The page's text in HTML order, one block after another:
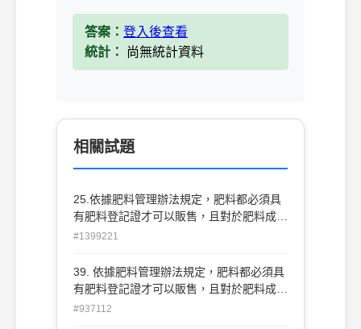
答案： 登入後查看
統計：
尚無統計資料
相關試題
25.依據肥料管理辦法規定，肥料都必須具
有肥料登記證才可以販售，且對於肥料成分
必須詳實標記，而市售具有三要素之肥料，
由左至右依序為何種肥份？(A)鉀-磷-氮(B)
氮-鉀-磷(C)磷-氮-鉀(D)氮-磷-鉀。
#1399221
39. 依據肥料管理辦法規定，肥料都必須具
有肥料登記證才可以販售，且對於肥料成分
必須詳實標記，而市售具 有三要素之肥
#937112